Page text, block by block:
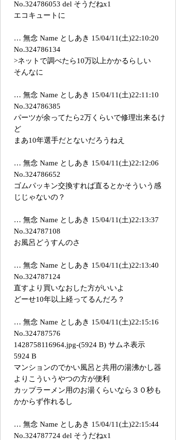
No.324786053 del そうだねx1
エコキュートに
… 無念 Name としあき 15/04/11(土)22:10:20
No.324786134
>ネットで調べたら10万以上かかるらしい
そんなに
… 無念 Name としあき 15/04/11(土)22:11:10
No.324786385
パーツが余ってたら2万くらいで修理出来るけ
ど
まあ10年選手だとないだろうねえ
… 無念 Name としあき 15/04/11(土)22:12:06
No.324786652
ゴムパッキン交換すれば直るとかそういう感
じじゃないの？
… 無念 Name としあき 15/04/11(土)22:13:37
No.324787108
お風呂どうすんのさ
… 無念 Name としあき 15/04/11(土)22:13:40
No.324787124
直すより買いなおした方がいいよ
どーせ10年以上経ってるんだろ？
… 無念 Name としあき 15/04/11(土)22:15:16
No.324787576
1428758116964.jpg-(5924 B) サムネ表示
5924 B
マンションのでかい風呂と共用の湯沸かし器
よりこういうやつの方が便利
カップラーメン用のお湯くらいなら３０秒も
かからず作れるし
… 無念 Name としあき 15/04/11(土)22:15:44
No.324787724 del そうだねx1